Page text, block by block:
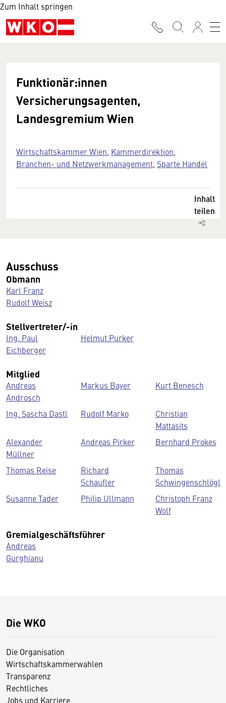
Zum Inhalt springen
Funktionär:innen
Versicherungsagenten,
Landesgremium Wien
Wirtschaftskammer Wien Kammerdirektion
Branchen- und Netzwerkmanagement Sparte Handel
Inhalt
teilen
Ausschuss
Obmann
Karl Franz
Rudolf Weisz
Stellvertreter/-in
Ing. Paul
Eichberger
Helmut Purker
Mitglied
Andreas
Androsch
Markus Bayer Kurt Benesch
Ing. Sascha Dastl Rudolf Marko
Christian
Mattasits
Alexander
Müllner
Andreas Pirker Bernhard Prokes
Thomas Reise
Richard
Schaufler
Thomas
Schwingenschlögl
Susanne Tader
Philip Ullmann
Christoph Franz
Wolf
Gremialgeschäftsführer
Andreas
Gurghianu
Die WKO
Die Organisation
Wirtschaftskammerwahlen
Transparenz
Rechtliches
Jobs und Karriere